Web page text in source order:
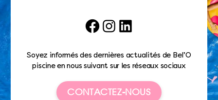
FacebookInstagramLinkedIn
Soyez informés des dernières actualités de Bel’O
piscine en nous suivant sur les réseaux sociaux
CONTACTEZ-NOUS